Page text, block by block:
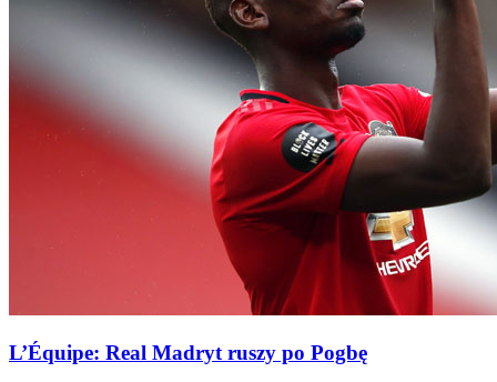
L’Équipe: Real Madryt ruszy po Pogbę